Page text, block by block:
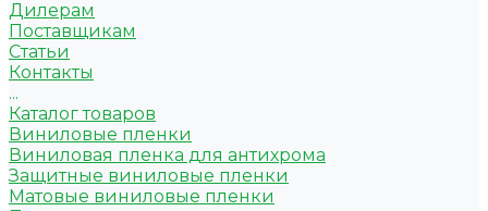
Дилерам
Поставщикам
Статьи
Контакты
...
Каталог товаров
Виниловые пленки
Виниловая пленка для антихрома
Защитные виниловые пленки
Матовые виниловые пленки